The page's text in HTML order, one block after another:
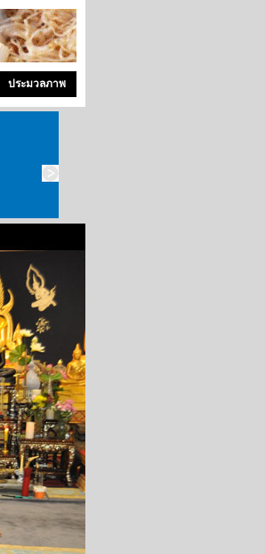
ประมวลภาพ
ท่องไปใน San Francisco